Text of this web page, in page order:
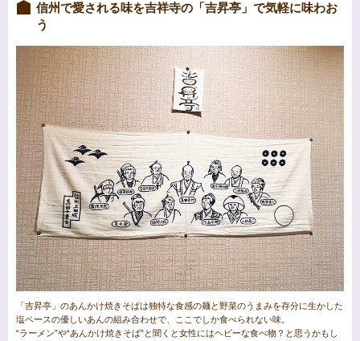
信州で愛される味を吉祥寺の「吉昇亭」で気軽に味わお
う
「吉昇亭」のあんかけ焼きそばは独特な食感の麺と野菜のうまみを存分に生かした
塩ベースの優しいあんの組み合わせで、ここでしか食べられない味。
“ラーメン”や“あんかけ焼きそば”と聞くと女性にはヘビーな食べ物？と思うかもし